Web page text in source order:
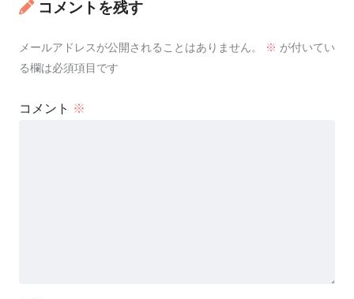
コメントを残す
メールアドレスが公開されることはありません。 ※ が付いてい
る欄は必須項目です
コメント ※